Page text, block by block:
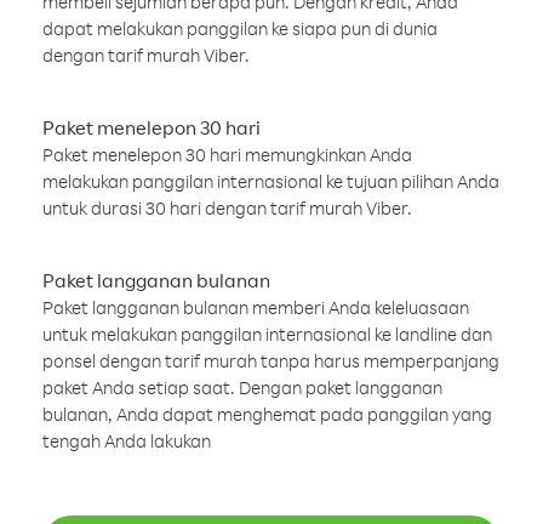
dapat melakukan panggilan ke siapa pun di dunia
dengan tarif murah Viber.
Paket menelepon 30 hari
Paket menelepon 30 hari memungkinkan Anda
melakukan panggilan internasional ke tujuan pilihan Anda
untuk durasi 30 hari dengan tarif murah Viber.
Paket langganan bulanan
Paket langganan bulanan memberi Anda keleluasaan
untuk melakukan panggilan internasional ke landline dan
ponsel dengan tarif murah tanpa harus memperpanjang
paket Anda setiap saat. Dengan paket langganan
bulanan, Anda dapat menghemat pada panggilan yang
tengah Anda lakukan